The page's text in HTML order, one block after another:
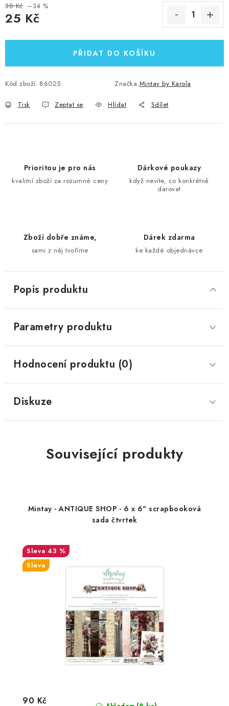
38 Kč –34 %
25 Kč
PŘIDAT DO KOŠÍKU
Kód zboží: 86025 Značka:Mintay by Karola
Tisk Zeptat se Hlídat Sdílet
Prioritou je pro nás
kvalitní zboží za rozumné ceny
Dárkové poukazy
když nevíte, co konkrétně
darovat
Zboží dobře známe,
sami z něj tvoříme
Dárek zdarma
ke každé objednávce
Popis produktu
Parametry produktu
Hodnocení produktu (0)
Diskuze
Související produkty
Mintay - ANTIQUE SHOP - 6 x 6" scrapbooková
sada čtvrtek
43 %
Sleva
90 Kč